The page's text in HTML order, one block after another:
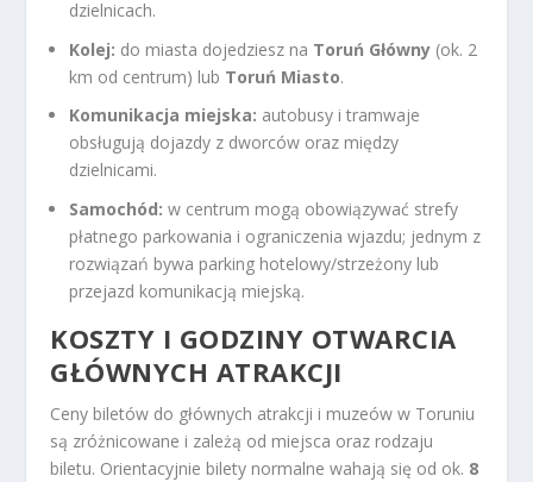
dzielnicach.
Kolej: do miasta dojedziesz na Toruń Główny (ok. 2
km od centrum) lub Toruń Miasto.
Komunikacja miejska: autobusy i tramwaje
obsługują dojazdy z dworców oraz między
dzielnicami.
Samochód: w centrum mogą obowiązywać strefy
płatnego parkowania i ograniczenia wjazdu; jednym z
rozwiązań bywa parking hotelowy/strzeżony lub
przejazd komunikacją miejską.
KOSZTY I GODZINY OTWARCIA
GŁÓWNYCH ATRAKCJI
Ceny biletów do głównych atrakcji i muzeów w Toruniu
są zróżnicowane i zależą od miejsca oraz rodzaju
biletu. Orientacyjnie bilety normalne wahają się od ok. 8